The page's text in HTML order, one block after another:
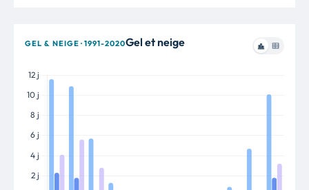
GEL & NEIGE · 1991-2020Gel et neige